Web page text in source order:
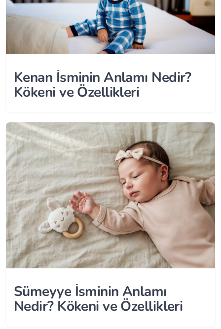
Kenan İsminin Anlamı Nedir?
Kökeni ve Özellikleri
Sümeyye İsminin Anlamı
Nedir? Kökeni ve Özellikleri